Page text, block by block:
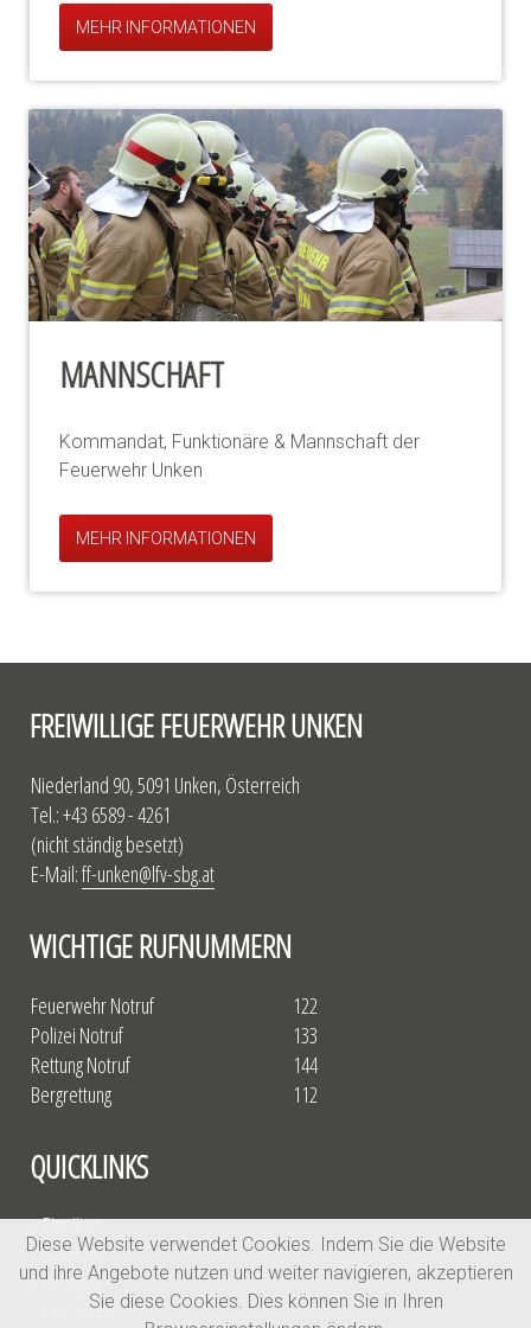
MEHR INFORMATIONEN
MANNSCHAFT
Kommandat, Funktionäre & Mannschaft der
Feuerwehr Unken
MEHR INFORMATIONEN
FREIWILLIGE FEUERWEHR UNKEN
Niederland 90, 5091 Unken, Österreich
Tel.: +43 6589 - 4261
(nicht ständig besetzt)
E-Mail:ff-unken@lfv-sbg.at
WICHTIGE RUFNUMMERN
Feuerwehr Notruf
Polizei Notruf
Rettung Notruf
Bergrettung
122
133
144
112
QUICKLINKS
» Einsätze
» Aktuelles
» Übungen
» Fahrzeuge
Diese Website verwendet Cookies. Indem Sie die Website
und ihre Angebote nutzen und weiter navigieren, akzeptieren
Sie diese Cookies. Dies können Sie in Ihren